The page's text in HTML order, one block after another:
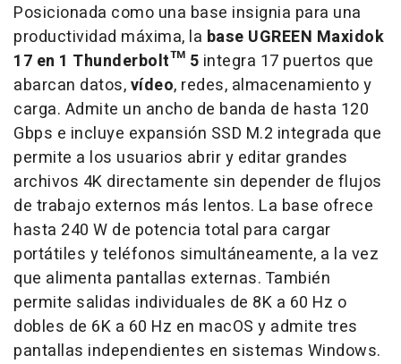
Posicionada como una base insignia para una
productividad máxima, la base UGREEN Maxidok
17 en 1 Thunderbolt™ 5 integra 17 puertos que
abarcan datos,vídeo, redes, almacenamiento y
carga. Admite un ancho de banda de hasta 120
Gbps e incluye expansión SSD M.2 integrada que
permite a los usuarios abrir y editar grandes
archivos 4K directamente sin depender de flujos
de trabajo externos más lentos. La base ofrece
hasta 240 W de potencia total para cargar
portátiles y teléfonos simultáneamente, a la vez
que alimenta pantallas externas. También
permite salidas individuales de 8K a 60 Hz o
dobles de 6K a 60 Hz en macOS y admite tres
pantallas independientes en sistemas Windows.